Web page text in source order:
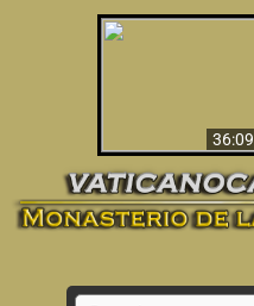
36:09